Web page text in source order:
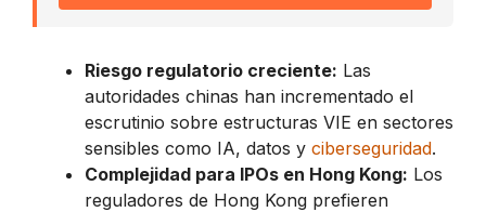
Riesgo regulatorio creciente: Las
autoridades chinas han incrementado el
escrutinio sobre estructuras VIE en sectores
sensibles como IA, datos y ciberseguridad.
Complejidad para IPOs en Hong Kong: Los
reguladores de Hong Kong prefieren